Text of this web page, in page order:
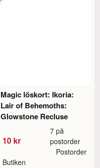
Magic löskort: Ikoria:
Lair of Behemoths:
Glowstone Recluse
10 kr
7 på
postorder
Butiken
Postorder